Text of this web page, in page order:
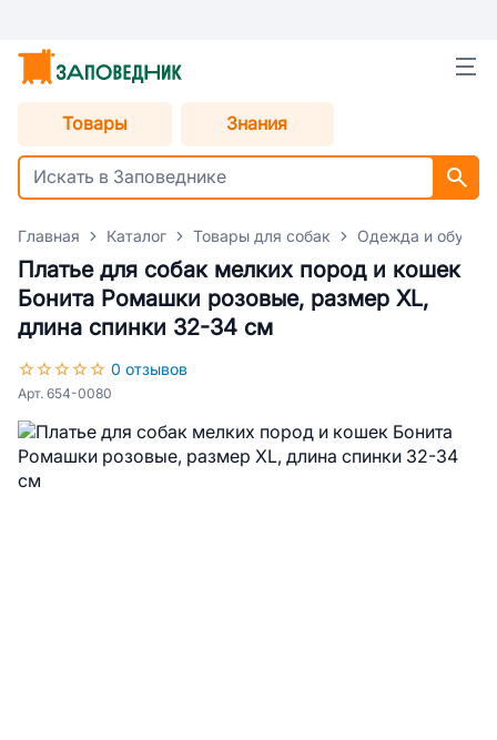
Товары Знания
Главная Каталог Товары для собак Одежда и обувь
Платье для собак мелких пород и кошек
Бонита Ромашки розовые, размер XL,
длина спинки 32-34 см
0 отзывов
Арт. 654-0080